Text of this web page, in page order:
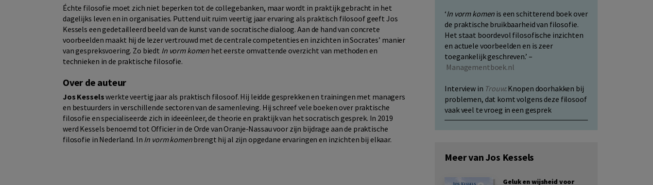
Échte filosofie moet zich niet beperken tot de collegebanken, maar wordt in praktijk gebracht in het
dagelijks leven en in organisaties. Puttend uit ruim veertig jaar ervaring als praktisch filosoof geeft Jos
Kessels een gedetailleerd beeld van de kunst van de socratische dialoog. Aan de hand van concrete
voorbeelden maakt hij de lezer vertrouwd met de centrale competenties en inzichten in Socrates’ manier
van gespreksvoering. Zo biedt In vorm komen het eerste omvattende overzicht van methoden en
technieken in de praktische filosofie.
Over de auteur
Jos Kesselswerkte veertig jaar als praktisch filosoof. Hij leidde gesprekken en trainingen met managers
en bestuurders in verschillende sectoren van de samenleving. Hij schreef vele boeken over praktische
filosofie en specialiseerde zich in ideeënleer, de theorie en praktijk van het socratisch gesprek. In 2019
werd Kessels benoemd tot Officier in de Orde van Oranje-Nassau voor zijn bijdrage aan de praktische
filosofie in Nederland. In In vorm komenbrengt hij al zijn opgedane ervaringen en inzichten bij elkaar.
‘In vorm komen is een schitterend boek over
de praktische bruikbaarheid van filosofie.
Het staat boordevol filosofische inzichten
en actuele voorbeelden en is zeer
toegankelijk geschreven.’ –
Managementboek.nl
Interview in Trouw: Knopen doorhakken bij
problemen, dat komt volgens deze filosoof
vaak veel te vroeg in een gesprek
Meer van Jos Kessels
Geluk en wijsheid voor